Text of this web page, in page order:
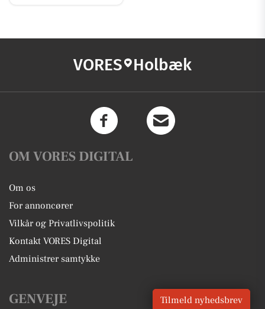
VORES Holbæk
OM VORES DIGITAL
Om os
For annoncører
Vilkår og Privatlivspolitik
Kontakt VORES Digital
Administrer samtykke
GENVEJE Tilmeld nyhedsbrev